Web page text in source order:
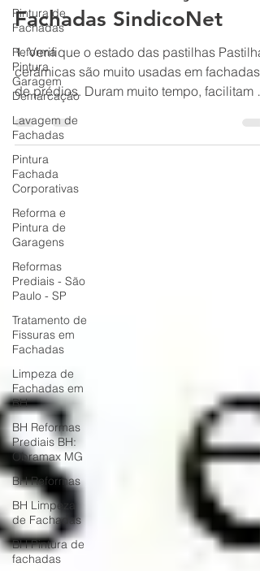
Pintura de
Fachadas
Reforma
Pintura
Garagem
Demarcação
Lavagem de
Fachadas
Pintura
Fachada
Corporativas
Reforma e
Pintura de
Garagens
Reformas
Prediais - São
Paulo - SP
Tratamento de
Fissuras em
Fachadas
Limpeza de
Fachadas em
BH
BH Reformas
Prediais BH:
Obramax MG
BH Reformas
BH Limpeza
de Fachadas
BH Pintura de
fachadas
SíndicoNet Serviços
Fachadas SindicoNet
1. Verifique o estado das pastilhas
cerâmicas são muito usadas em fachadas
de prédios. Duram muito tempo, facilitam a
limpeza,...